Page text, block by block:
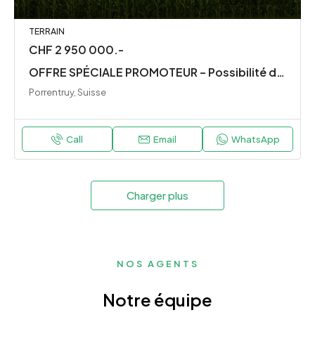
TERRAIN
CHF 2 950 000.-
OFFRE SPÉCIALE PROMOTEUR – Possibilité de construire à quelques mètres du centre commercial
Porrentruy, Suisse
Call Email WhatsApp
Charger plus
NOS AGENTS
Notre équipe